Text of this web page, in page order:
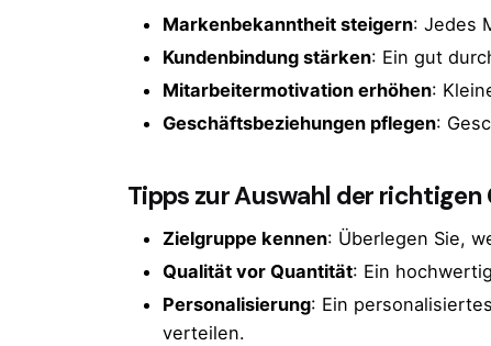
Markenbekanntheit steigern: Jedes
Kundenbindung stärken: Ein gut
Mitarbeitermotivation erhöhen:
Geschäftsbeziehungen pflegen:
Tipps zur Auswahl der richtigen
Zielgruppe kennen: Überlegen Sie,
Qualität vor Quantität: Ein
Personalisierung: Ein
verteilen.